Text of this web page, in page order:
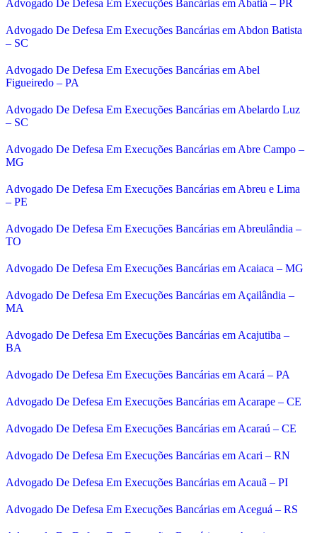
Advogado De Defesa Em Execuções Bancárias em Abatiá – PR
Advogado De Defesa Em Execuções Bancárias em Abdon Batista
– SC
Advogado De Defesa Em Execuções Bancárias em Abel
Figueiredo – PA
Advogado De Defesa Em Execuções Bancárias em Abelardo Luz
– SC
Advogado De Defesa Em Execuções Bancárias em Abre Campo –
MG
Advogado De Defesa Em Execuções Bancárias em Abreu e Lima
– PE
Advogado De Defesa Em Execuções Bancárias em Abreulândia –
TO
Advogado De Defesa Em Execuções Bancárias em Acaiaca – MG
Advogado De Defesa Em Execuções Bancárias em Açailândia –
MA
Advogado De Defesa Em Execuções Bancárias em Acajutiba –
BA
Advogado De Defesa Em Execuções Bancárias em Acará – PA
Advogado De Defesa Em Execuções Bancárias em Acarape – CE
Advogado De Defesa Em Execuções Bancárias em Acaraú – CE
Advogado De Defesa Em Execuções Bancárias em Acari – RN
Advogado De Defesa Em Execuções Bancárias em Acauã – PI
Advogado De Defesa Em Execuções Bancárias em Aceguá – RS